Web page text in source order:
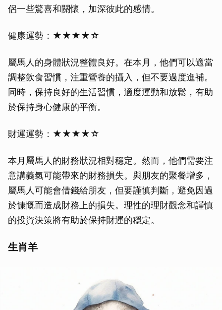
侶一些驚喜和關懷，加深彼此的感情。
健康運勢：★★★★☆
屬馬人的身體狀況整體良好。在本月，他們可以適當
調整飲食習慣，注重營養的攝入，但不要過度進補。
同時，保持良好的生活習慣，適度運動和放鬆，有助
於保持身心健康的平衡。
財運運勢：★★★★☆
本月屬馬人的財務狀況相對穩定。然而，他們需要注
意講義氣可能帶來的財務損失。與朋友的聚餐增多，
屬馬人可能會借錢給朋友，但要謹慎判斷，避免因過
於慷慨而造成財務上的損失。理性的理財觀念和謹慎
的投資決策將有助於保持財運的穩定。
生肖羊